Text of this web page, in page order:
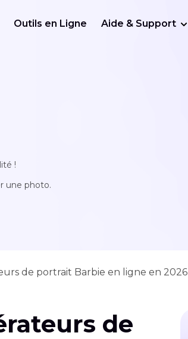
Outils en Ligne Aide & Support
!
une photo.
de portrait Barbie en ligne en 2026
de